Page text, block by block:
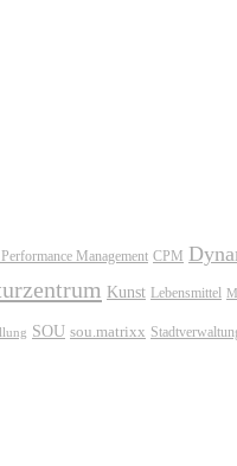
Management CPM
Kunst Lebensmittel
SOU sou.matrixx